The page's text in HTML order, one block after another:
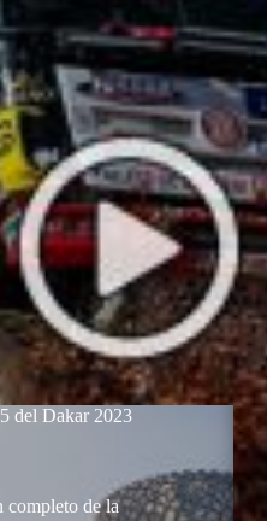
del Dakar 2023
completo de la